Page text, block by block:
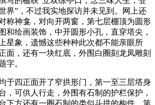
界”，不过我实地探访并未见到。网上还
称神龛，对向开两窗，第七层棚顶为圆形
和绘画装饰，中开圆形小孔，直穿塔尖，
星象，遗憾这些种种此次都不能亲眼所
面，还有一块红底，外围白圈刻龙凤雕刻
字。
于四正面开了窄拱形门，第一至三层塔身
，可供人行走，外围有石制的护栏保护，
下方还有一圈石制的类似斗拱的构件。第